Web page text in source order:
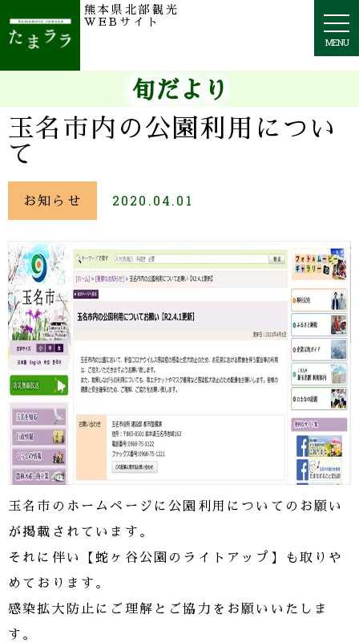
MENU
熊本県北部観光
WEBサイト
旬だより
玉名市内の公園利用につい
て
お知らせ 2020.04.01
玉名市のホームページに公園利用についてのお願い
が掲載されています。
それに伴い【蛇ヶ谷公園のライトアップ】も取りや
めております。
感染拡大防止にご理解とご協力をお願いいたしま
す。